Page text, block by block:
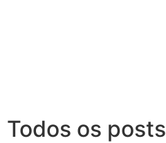
Todos os posts